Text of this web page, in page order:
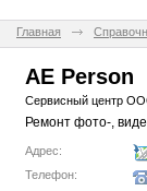
Главная
AE Person
Сервисный центр
Ремонт фото-,
Адрес:
Телефон: